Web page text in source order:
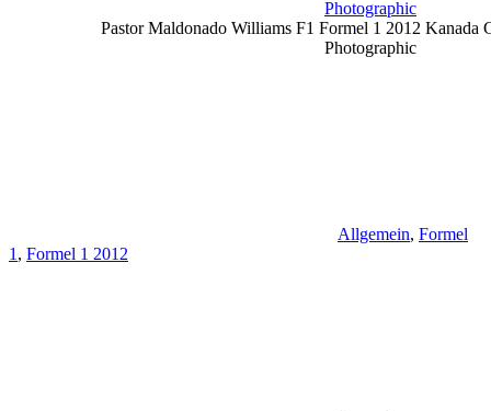
Pastor Maldonado Williams F1 Formel 1 2012 Kanada
Photographic
Allgemein, Formel
1 , Formel 1 2012